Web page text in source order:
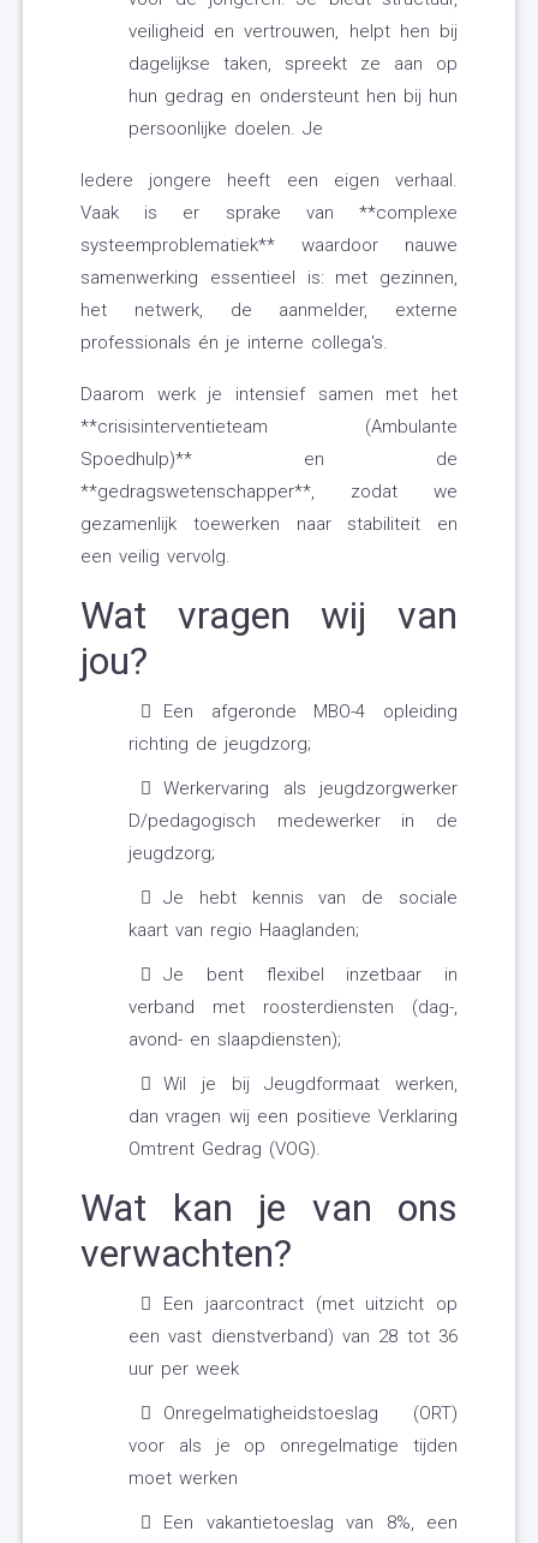
veiligheid en vertrouwen, helpt hen bij
dagelijkse taken, spreekt ze aan op
hun gedrag en ondersteunt hen bij hun
persoonlijke doelen. Je
Iedere jongere heeft een eigen verhaal.
Vaak is er sprake van **complexe
systeemproblematiek** waardoor nauwe
samenwerking essentieel is: met gezinnen,
het netwerk, de aanmelder, externe
professionals én je interne collega's.
Daarom werk je intensief samen met het
**crisisinterventieteam (Ambulante
Spoedhulp)** en de
**gedragswetenschapper**, zodat we
gezamenlijk toewerken naar stabiliteit en
een veilig vervolg.
Wat vragen wij van
jou?
Een afgeronde MBO-4 opleiding
richting de jeugdzorg;
Werkervaring als jeugdzorgwerker
D/pedagogisch medewerker in de
jeugdzorg;
Je hebt kennis van de sociale
kaart van regio Haaglanden;
Je bent flexibel inzetbaar in
verband met roosterdiensten (dag-,
avond- en slaapdiensten);
Wil je bij Jeugdformaat werken,
dan vragen wij een positieve Verklaring
Omtrent Gedrag (VOG).
Wat kan je van ons
verwachten?
Een jaarcontract (met uitzicht op
een vast dienstverband) van 28 tot 36
uur per week
Onregelmatigheidstoeslag (ORT)
voor als je op onregelmatige tijden
moet werken
Een vakantietoeslag van 8%, een